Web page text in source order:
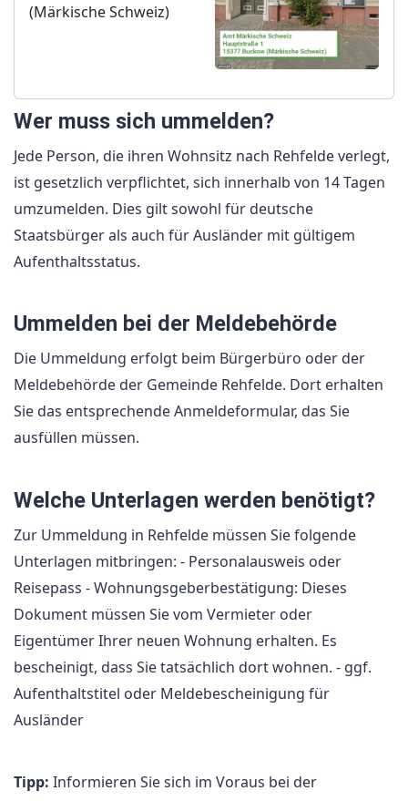
(Märkische Schweiz)
Wer muss sich ummelden?
Jede Person, die ihren Wohnsitz nach Rehfelde verlegt,
ist gesetzlich verpflichtet, sich innerhalb von 14 Tagen
umzumelden. Dies gilt sowohl für deutsche
Staatsbürger als auch für Ausländer mit gültigem
Aufenthaltsstatus.
Ummelden bei der Meldebehörde
Die Ummeldung erfolgt beim Bürgerbüro oder der
Meldebehörde der Gemeinde Rehfelde. Dort erhalten
Sie das entsprechende Anmeldeformular, das Sie
ausfüllen müssen.
Welche Unterlagen werden benötigt?
Zur Ummeldung in Rehfelde müssen Sie folgende
Unterlagen mitbringen: - Personalausweis oder
Reisepass - Wohnungsgeberbestätigung: Dieses
Dokument müssen Sie vom Vermieter oder
Eigentümer Ihrer neuen Wohnung erhalten. Es
bescheinigt, dass Sie tatsächlich dort wohnen. - ggf.
Aufenthaltstitel oder Meldebescheinigung für
Ausländer
Tipp: Informieren Sie sich im Voraus bei der